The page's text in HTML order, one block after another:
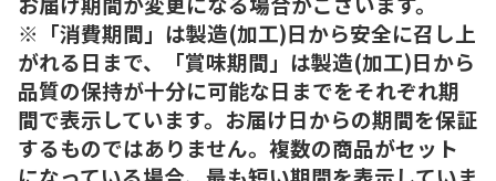
※「消費期間」は製造(加工)日から安全に召し上
がれる日まで、「賞味期間」は製造(加工)日から
品質の保持が十分に可能な日までをそれぞれ期
間で表示しています。お届け日からの期間を保証
するものではありません。複数の商品がセット